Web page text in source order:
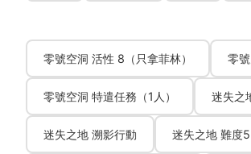
零號空洞 活性 8（只拿菲林） 零
零號空洞 特遣任務（1人） 迷失之
迷失之地 溯影行動 迷失之地 難度